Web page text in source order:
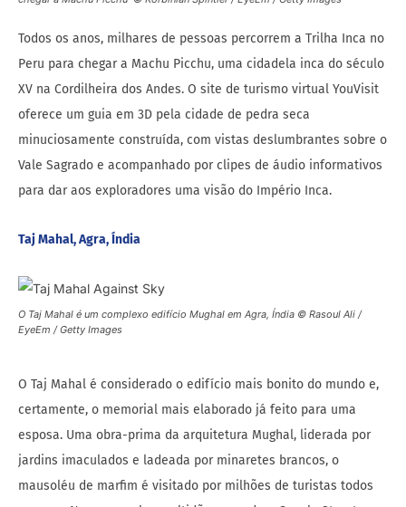
Todos os anos, milhares de pessoas percorrem a Trilha Inca no
Peru para chegar a Machu Picchu, uma cidadela inca do século
XV na Cordilheira dos Andes. O site de turismo virtual YouVisit
oferece um guia em 3D pela cidade de pedra seca
minuciosamente construída, com vistas deslumbrantes sobre o
Vale Sagrado e acompanhado por clipes de áudio informativos
para dar aos exploradores uma visão do Império Inca.
Taj Mahal, Agra, Índia
O Taj Mahal é um complexo edifício Mughal em Agra, Índia © Rasoul Ali /
EyeEm / Getty Images
O Taj Mahal é considerado o edifício mais bonito do mundo e,
certamente, o memorial mais elaborado já feito para uma
esposa. Uma obra-prima da arquitetura Mughal, liderada por
jardins imaculados e ladeada por minaretes brancos, o
mausoléu de marfim é visitado por milhões de turistas todos